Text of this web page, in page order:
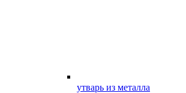
утварь из металла